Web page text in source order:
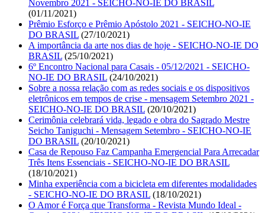
Novembro 2021 - SEICHO-NO-IE DO BRASIL
(01/11/2021)
Prêmio Esforço e Prêmio Apóstolo 2021 - SEICHO-NO-IE
DO BRASIL (27/10/2021)
A importância da arte nos dias de hoje - SEICHO-NO-IE DO
BRASIL (25/10/2021)
6º Encontro Nacional para Casais - 05/12/2021 - SEICHO-
NO-IE DO BRASIL (24/10/2021)
Sobre a nossa relação com as redes sociais e os dispositivos
eletrônicos em tempos de crise - mensagem Setembro 2021 -
SEICHO-NO-IE DO BRASIL (20/10/2021)
Cerimônia celebrará vida, legado e obra do Sagrado Mestre
Seicho Taniguchi - Mensagem Setembro - SEICHO-NO-IE
DO BRASIL (20/10/2021)
Casa de Repouso Faz Campanha Emergencial Para Arrecadar
Três Itens Essenciais - SEICHO-NO-IE DO BRASIL
(18/10/2021)
Minha experiência com a bicicleta em diferentes modalidades
- SEICHO-NO-IE DO BRASIL (18/10/2021)
O Amor é Força que Transforma - Revista Mundo Ideal -